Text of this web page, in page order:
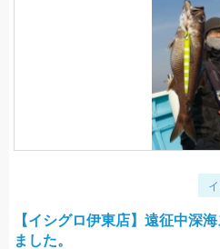
【イシグロ伊東店】遠征中深
ました。